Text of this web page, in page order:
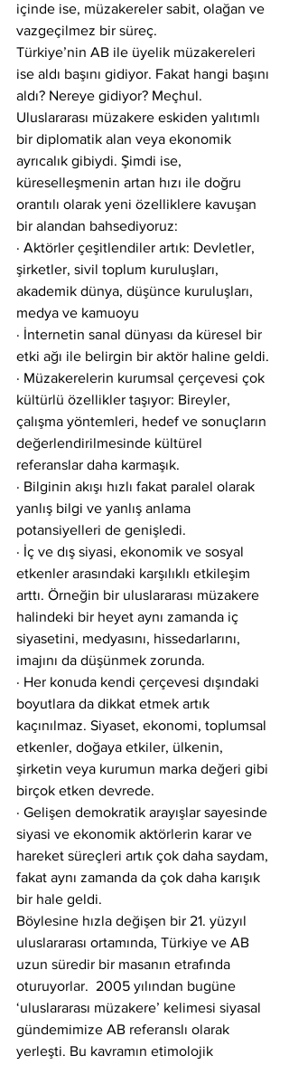
içinde ise, müzakereler sabit, olağan ve
vazgeçilmez bir süreç.
Türkiye’nin AB ile üyelik müzakereleri
ise aldı başını gidiyor. Fakat hangi başını
aldı? Nereye gidiyor? Meçhul.
Uluslararası müzakere eskiden yalıtımlı
bir diplomatik alan veya ekonomik
ayrıcalık gibiydi. Şimdi ise,
küreselleşmenin artan hızı ile doğru
orantılı olarak yeni özelliklere kavuşan
bir alandan bahsediyoruz:
· Aktörler çeşitlendiler artık: Devletler,
şirketler, sivil toplum kuruluşları,
akademik dünya, düşünce kuruluşları,
medya ve kamuoyu
· İnternetin sanal dünyası da küresel bir
etki ağı ile belirgin bir aktör haline geldi.
· Müzakerelerin kurumsal çerçevesi çok
kültürlü özellikler taşıyor: Bireyler,
çalışma yöntemleri, hedef ve sonuçların
değerlendirilmesinde kültürel
referanslar daha karmaşık.
· Bilginin akışı hızlı fakat paralel olarak
yanlış bilgi ve yanlış anlama
potansiyelleri de genişledi.
· İç ve dış siyasi, ekonomik ve sosyal
etkenler arasındaki karşılıklı etkileşim
arttı. Örneğin bir uluslararası müzakere
halindeki bir heyet aynı zamanda iç
siyasetini, medyasını, hissedarlarını,
imajını da düşünmek zorunda.
· Her konuda kendi çerçevesi dışındaki
boyutlara da dikkat etmek artık
kaçınılmaz. Siyaset, ekonomi, toplumsal
etkenler, doğaya etkiler, ülkenin,
şirketin veya kurumun marka değeri gibi
birçok etken devrede.
· Gelişen demokratik arayışlar sayesinde
siyasi ve ekonomik aktörlerin karar ve
hareket süreçleri artık çok daha saydam,
fakat aynı zamanda da çok daha karışık
bir hale geldi.
Böylesine hızla değişen bir 21. yüzyıl
uluslararası ortamında, Türkiye ve AB
uzun süredir bir masanın etrafında
oturuyorlar.  2005 yılından bugüne
‘uluslararası müzakere’ kelimesi siyasal
gündemimize AB referanslı olarak
yerleşti. Bu kavramın etimolojik